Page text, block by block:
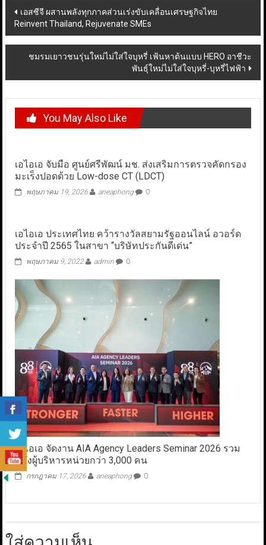
Post
navigation
เอสซีจี ผสานพลังทุกภาคส่วนเร่งขับเคลื่อนเศรษฐกิจไทย
Reinvent Thailand, Rejuvenate SMEs
ชมรมเยาวชนรุ่นใหม่ไม่ใส่ใจบุหรี่ เฟ้นหาต้นแบบ HERO อาชีวะ
พันธุ์ใหม่ไม่ใส่ใจบุหรี่-บุหรี่ไฟฟ้า
You May Also Like
เอไอเอ จับมือ ศูนย์ศรีพัฒน์ มช. ส่งเสริมการตรวจคัดกรอง
มะเร็งปอดด้วย Low-dose CT (LDCT)
พฤษภาคม 19, 2026 aneaphong 0
เอไอเอ ประเทศไทย คว้ารางวัลสยามรัฐออนไลน์ อวอร์ด
ประจำปี 2565 ในสาขา “บริษัทประกันดีเด่น”
พฤษภาคม 9, 2022 admin 0
เอไอเอ จัดงาน AIA Agency Leaders Seminar 2026 รวม
พลังผู้บริหารหน่วยกว่า 3,000 คน
กรกฎาคม 17, 2026 aneaphong 0